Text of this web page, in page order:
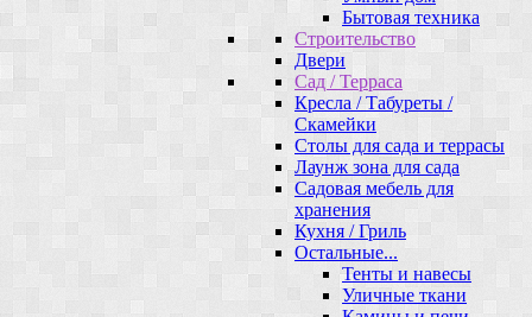
Бытовая техника
Строительство
Двери
Сад / Терраса
Кресла / Табуреты /
Скамейки
Столы для сада и террасы
Лаунж зона для сада
Садовая мебель для
хранения
Кухня / Гриль
Остальные...
Тенты и навесы
Уличные ткани